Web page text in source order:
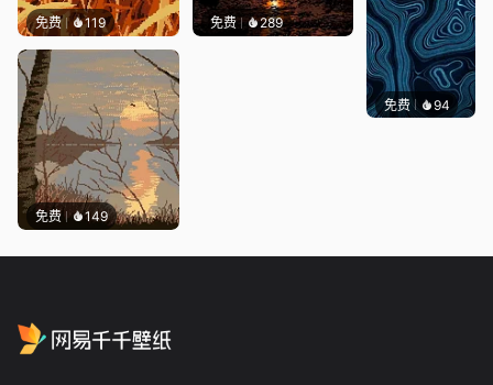
免费 119 免费 289
免费 149
免费 94